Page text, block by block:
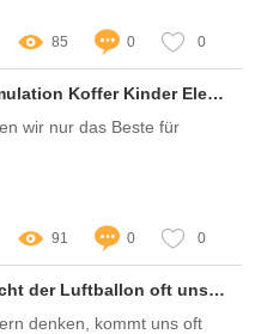
85 0 0
Wie löst die Simulation Koffer Kinder Elektroauto häufige Probleme?
wir nur das Beste für
91 0 0
Warum enttäuscht der Luftballon oft unsere Erwartungen bei Feiern?
denken, kommt uns oft